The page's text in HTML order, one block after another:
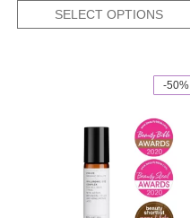
7,90€.7,11€.
SELECT OPTIONS
-50%